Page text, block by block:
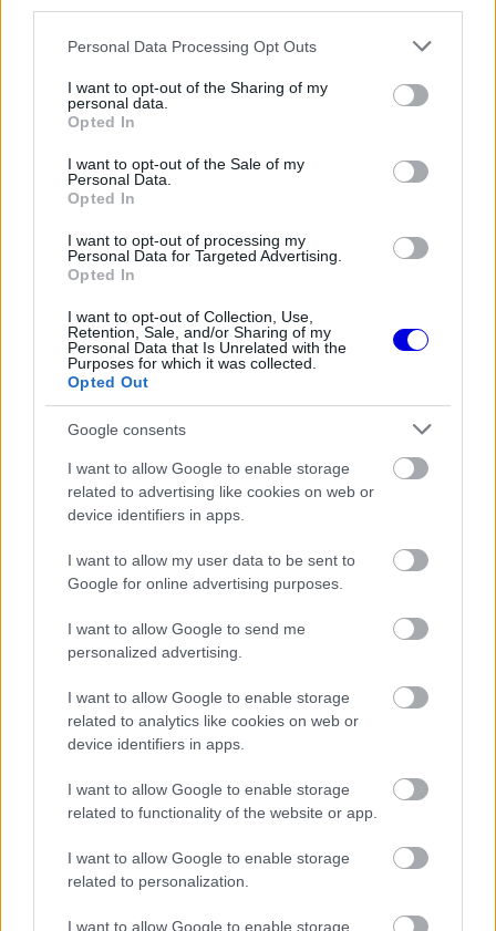
Please note that this website/app uses one or more Google
not limited to your visit or usage behaviour. You may click to
grant or deny consent to Google and its third-party tags to
use your data for below specified purposes in below Google
consent section.
Personal Data Processing Opt Outs
I want to opt-out of the Sharing of my
personal data.
Opted In
I want to opt-out of the Sale of my
Personal Data.
Opted In
I want to opt-out of processing my
Personal Data for Targeted Advertising.
Opted In
I want to opt-out of Collection, Use,
Retention, Sale, and/or Sharing of my
Personal Data that Is Unrelated with the
Purposes for which it was collected.
Opted Out
Google consents
I want to allow Google to enable storage
related to advertising like cookies on web or
device identifiers in apps.
I want to allow my user data to be sent to
Google for online advertising purposes.
I want to allow Google to send me
personalized advertising.
I want to allow Google to enable storage
related to analytics like cookies on web or
device identifiers in apps.
I want to allow Google to enable storage
related to functionality of the website or app.
I want to allow Google to enable storage
related to personalization.
I want to allow Google to enable storage
versenyzőtől.
EZEKET IS AJÁNLJUK
Holland Nagydíjra
FORMA-1
Óriási fordulat Lewis Hamilton
FORMA-1
Lando Norris meglepő vallomást
tett a gyermekkori szenvedélyéről
Egy felejthetetlen korszak
Button hosszú éveken át a mezőny egyik
legtehetségesebb versenyzőjének számított,
mutatott villanásokat, nem tudott futamot nyerni.
jelentett egyszerű sportsikernél: egyfajta